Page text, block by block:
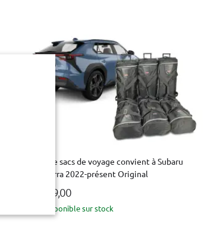
Set de sacs de voyage convient à Subaru
Solterra 2022-présent Original
€ 379,00
Disponible sur stock